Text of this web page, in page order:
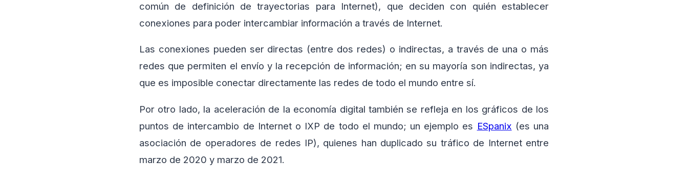
común de definición de trayectorias para Internet), que deciden con quién establecer
conexiones para poder intercambiar información a través de Internet.
Las conexiones pueden ser directas (entre dos redes) o indirectas, a través de una o más
redes que permiten el envío y la recepción de información; en su mayoría son indirectas, ya
que es imposible conectar directamente las redes de todo el mundo entre sí.
Por otro lado, la aceleración de la economía digital también se refleja en los gráficos de los
puntos de intercambio de Internet o IXP de todo el mundo; un ejemplo es ESpanix (es una
asociación de operadores de redes IP), quienes han duplicado su tráfico de Internet entre
marzo de 2020 y marzo de 2021.